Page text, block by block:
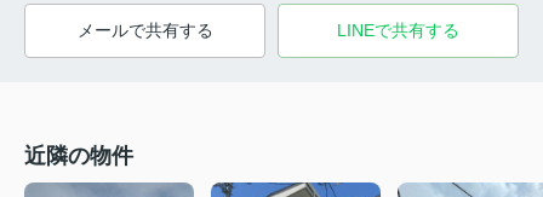
メールで共有する LINEで共有する
近隣の物件